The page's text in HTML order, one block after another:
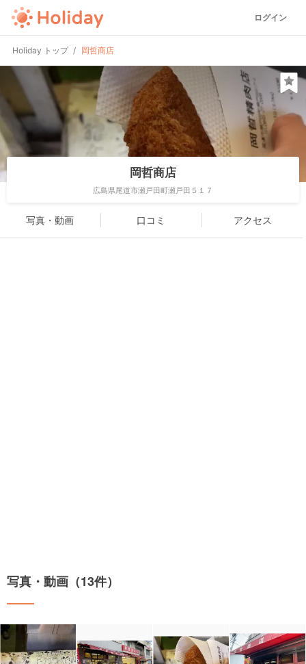
ログイン
Holiday トップ 岡哲商店
岡哲商店
広島県尾道市瀬戸田町瀬戸田５１７
写真・動画 口コミ アクセス
写真・動画（13件）